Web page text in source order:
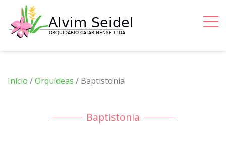
Início /Orquídeas / Baptistonia
Baptistonia